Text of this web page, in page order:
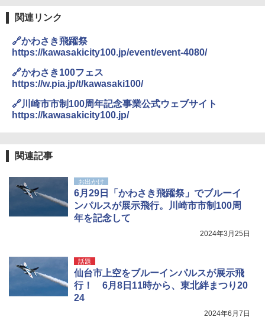
関連リンク
🔗かわさき飛躍祭
https://kawasakicity100.jp/event/event-4080/
🔗かわさき100フェス
https://w.pia.jp/t/kawasaki100/
🔗川崎市市制100周年記念事業公式ウェブサイト
https://kawasakicity100.jp/
関連記事
お出かけ
6月29日「かわさき飛躍祭」でブルーイ
ンパルスが展示飛行。川崎市市制100周
年を記念して
2024年3月25日
話題
仙台市上空をブルーインパルスが展示飛
行！ 6月8日11時から、東北絆まつり20
24
2024年6月7日